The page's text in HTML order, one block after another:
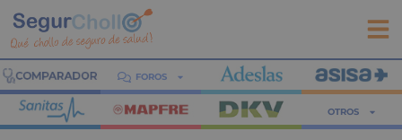
FOROS
OTROS